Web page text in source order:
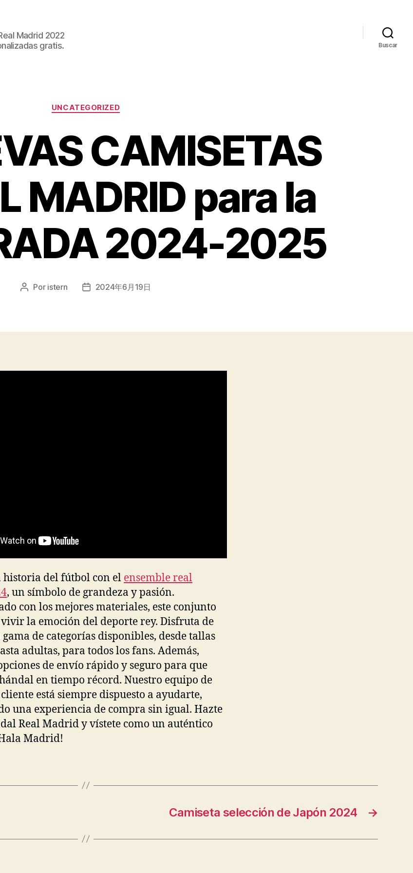
Madrid 2022
gratis.
Buscar
Categorías
UNCATEGORIZED
CAMISETAS
MADRID para la
2024-2025
Autor
Por istern
Fecha2024年6月19日
historia del fútbol con el ensemble real
, un símbolo de grandeza y pasión.
con los mejores materiales, este conjunto
la emoción del deporte rey. Disfruta de
de categorías disponibles, desde tallas
adultas, para todos los fans. Además,
de envío rápido y seguro para que
en tiempo récord. Nuestro equipo de
está siempre dispuesto a ayudarte,
una experiencia de compra sin igual. Hazte
Real Madrid y vístete como un auténtico
Madrid!
→
Camiseta selección de Japón 2024